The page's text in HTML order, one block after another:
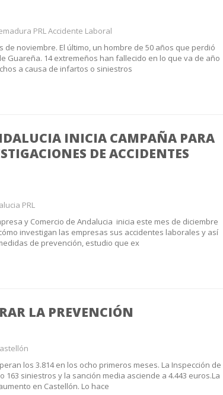
PRL Accidente Laboral
de noviembre. El último, un hombre de 50 años que perdió
Guareña. 14 extremeños han fallecido en lo que va de año
a causa de infartos o siniestros
INICIA CAMPAÑA PARA
DE ACCIDENTES
PRL
y Comercio de Andalucia inicia este mes de diciembre
investigan las empresas sus accidentes laborales y así
de prevención, estudio que ex
LA PREVENCIÓN
los 3.814 en los ocho primeros meses. La Inspección de
163 siniestros y la sanción media asciende a 4.443 euros.La
en Castellón. Lo hace